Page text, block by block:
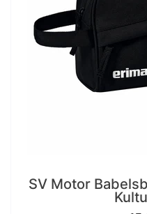
SV Motor